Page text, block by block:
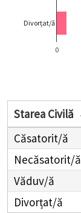
0
Divorțat/ă
Starea Civilă
Căsatorit/ă
Necăsatorit/ă
Văduv/ă
Divorțat/ă